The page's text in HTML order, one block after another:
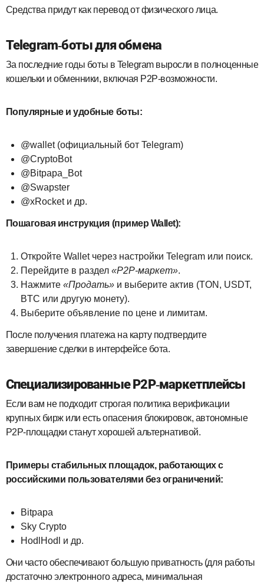
Средства придут как перевод от физического лица.
Telegram-боты для обмена
За последние годы боты в Telegram выросли в полноценные
кошельки и обменники, включая P2P‑возможности.
Популярные и удобные боты:
@wallet (официальный бот Telegram)
@CryptoBot
@Bitpapa_Bot
@Swapster
@xRocket и др.
Пошаговая инструкция (пример Wallet):
Откройте Wallet через настройки Telegram или поиск.
Перейдите в раздел«P2P‑маркет».
Нажмите«Продать» и выберите актив (TON, USDT,
BTC или другую монету).
Выберите объявление по цене и лимитам.
После получения платежа на карту подтвердите
завершение сделки в интерфейсе бота.
Специализированные P2P-маркетплейсы
Если вам не подходит строгая политика верификации
крупных бирж или есть опасения блокировок, автономные
P2P‑площадки станут хорошей альтернативой.
Примеры стабильных площадок, работающих с
российскими пользователями без ограничений:
Bitpapa
Sky Crypto
HodlHodl и др.
Они часто обеспечивают большую приватность (для работы
достаточно электронного адреса, минимальная